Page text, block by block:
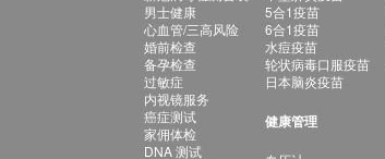
男士健康
心血管/三高风险
婚前检查
备孕检查
过敏症
内视镜服务
癌症测试
家佣体检
DNA 测试
5合1疫苗
6合1疫苗
水痘疫苗
轮状病毒口服疫苗
日本脑炎疫苗
健康管理